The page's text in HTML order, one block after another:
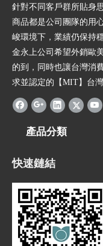
針對不同客戶群所貼身
商品都是公司團隊的用
峻環境下，業績仍保持
金永上公司希望外銷歐
的到，同時也讓台灣消
求並認定的【MIT】台灣
產品分類
快速鏈結